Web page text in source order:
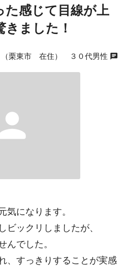
た感じて目線が上
ました！
栗東市 在住） ３０代男性 chat
気になります。
ビックリしましたが、
んでした。
、すっきりすることが実感